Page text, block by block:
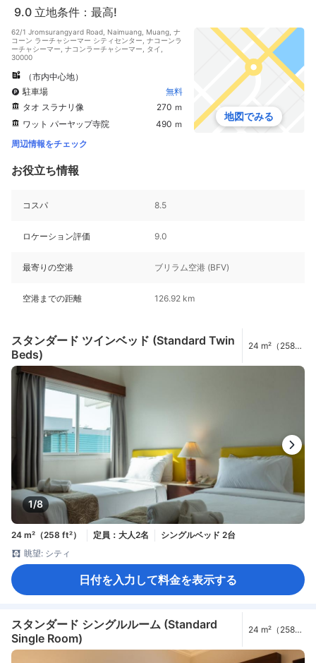
9.0 立地条件：最高!
62/1 Jromsurangyard Road, Naimuang, Muang, ナ
コーン ラーチャシーマー シティセンター, ナコーンラ
ーチャシーマー, ナコンラーチャシーマー, タイ,
30000
（市内中心地）
駐車場
無料
タオ スラナリ像
270 ｍ
ワット パーヤップ寺院
490 ｍ
周辺情報をチェック
地図でみる
お役立ち情報
コスパ 8.5
ロケーション評価 9.0
最寄りの空港 ブリラム空港 (BFV)
空港までの距離 126.92 km
スタンダード ツインベッド (Standard Twin
Beds)
24 m²（258
1/8
24 m²（258 ft²） 定員：大人2名
シングルベッド 2台
眺望: シティ
日付を入力して料金を表示する
スタンダード シングルルーム (Standard
Single Room)
24 m²（258